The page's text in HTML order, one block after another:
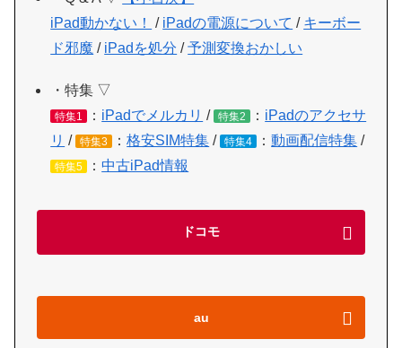
iPad動かない！
/ iPadの電源について / キーボー
ド邪魔 / iPadを処分 /予測変換おかしい
・特集 ▽
特集1 ： iPadでメルカリ / 特集2 ： iPadのアクセサ
リ / 特集3 ：格安SIM特集 / 特集4 ：動画配信特集 /
特集5 ：中古iPad情報
ドコモ
au